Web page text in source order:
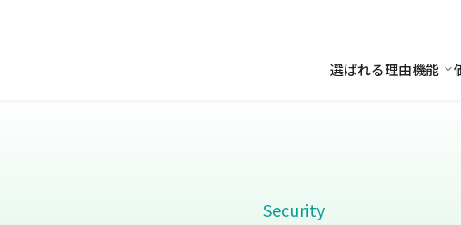
選ばれる理由機能 機
Security